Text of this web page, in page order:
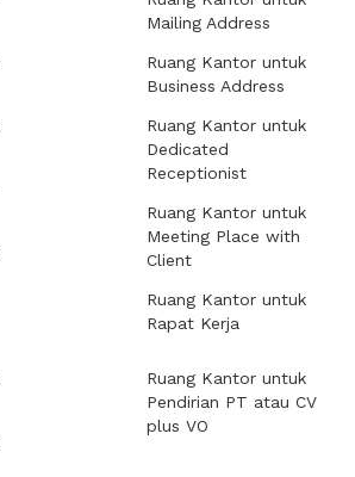
Mailing Address
Ruang Kantor untuk
Business Address
Ruang Kantor untuk
Dedicated
Receptionist
Ruang Kantor untuk
Meeting Place with
Client
Ruang Kantor untuk
Rapat Kerja
Ruang Kantor untuk
Pendirian PT atau CV
plus VO